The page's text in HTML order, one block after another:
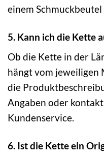
einem Schmuckbeutel
5. Kann ich die Kette
Ob die Kette in der
hängt vom jeweiligen
die
Angaben oder
Kundenservice.
6. Ist die Kette ein